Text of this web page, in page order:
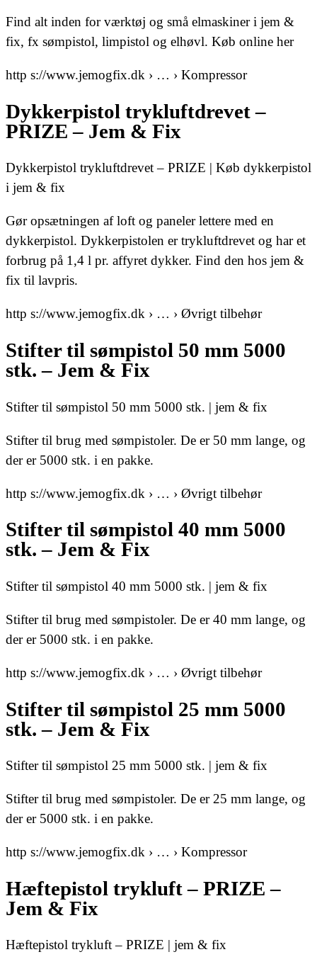
Find alt inden for værktøj og små elmaskiner i jem &
fix, fx sømpistol, limpistol og elhøvl. Køb online her
http s://www.jemogfix.dk › … › Kompressor
Dykkerpistol trykluftdrevet –
PRIZE – Jem & Fix
Dykkerpistol trykluftdrevet – PRIZE | Køb dykkerpistol
i jem & fix
Gør opsætningen af loft og paneler lettere med en
dykkerpistol. Dykkerpistolen er trykluftdrevet og har et
forbrug på 1,4 l pr. affyret dykker. Find den hos jem &
fix til lavpris.
http s://www.jemogfix.dk › … › Øvrigt tilbehør
Stifter til sømpistol 50 mm 5000
stk. – Jem & Fix
Stifter til sømpistol 50 mm 5000 stk. | jem & fix
Stifter til brug med sømpistoler. De er 50 mm lange, og
der er 5000 stk. i en pakke.
http s://www.jemogfix.dk › … › Øvrigt tilbehør
Stifter til sømpistol 40 mm 5000
stk. – Jem & Fix
Stifter til sømpistol 40 mm 5000 stk. | jem & fix
Stifter til brug med sømpistoler. De er 40 mm lange, og
der er 5000 stk. i en pakke.
http s://www.jemogfix.dk › … › Øvrigt tilbehør
Stifter til sømpistol 25 mm 5000
stk. – Jem & Fix
Stifter til sømpistol 25 mm 5000 stk. | jem & fix
Stifter til brug med sømpistoler. De er 25 mm lange, og
der er 5000 stk. i en pakke.
http s://www.jemogfix.dk › … › Kompressor
Hæftepistol trykluft – PRIZE –
Jem & Fix
Hæftepistol trykluft – PRIZE | jem & fix